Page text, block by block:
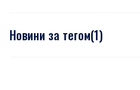
Новини за тегом(1)